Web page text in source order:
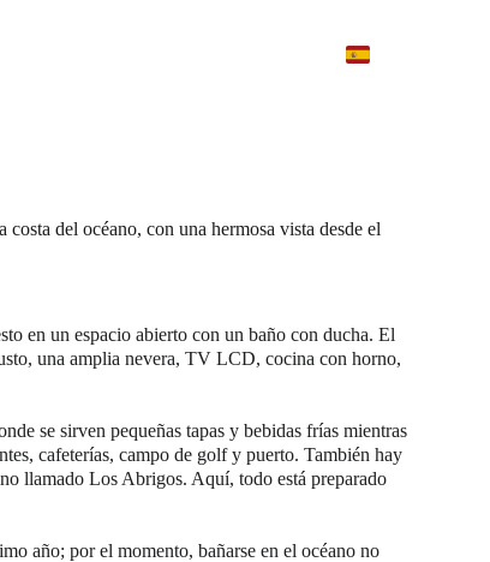
del océano, con una hermosa vista desde el
en un espacio abierto con un baño con ducha. El
una amplia nevera, TV LCD, cocina con horno,
se sirven pequeñas tapas y bebidas frías mientras
cafeterías, campo de golf y puerto. También hay
llamado Los Abrigos. Aquí, todo está preparado
año; por el momento, bañarse en el océano no